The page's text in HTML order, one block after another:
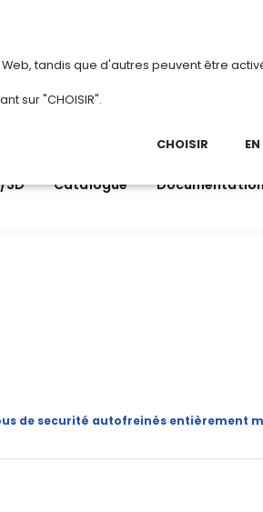
passe en mode été. Horaires
3D Catalogue
de securité autofreinés entièrement
tandis que d'autres peuvent être
sur "CHOISIR".
CHOISIR